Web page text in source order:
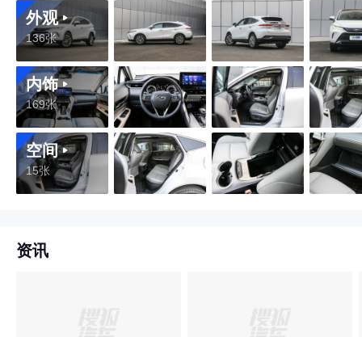
外观
136张
内饰
169张
空间
15张
资讯